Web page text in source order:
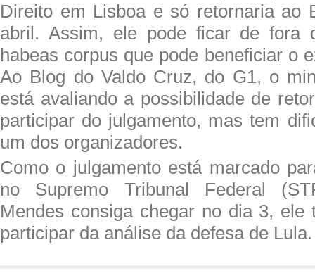
Direito em Lisboa e só retornaria ao
abril. Assim, ele pode ficar de fora
habeas corpus que pode beneficiar o
Ao Blog do Valdo Cruz, do G1, o
está avaliando a possibilidade de
participar do julgamento, mas tem
um dos organizadores.
Como o julgamento está marcado
no Supremo Tribunal Federal
Mendes consiga chegar no dia 3, ele
participar da análise da defesa de Lula.